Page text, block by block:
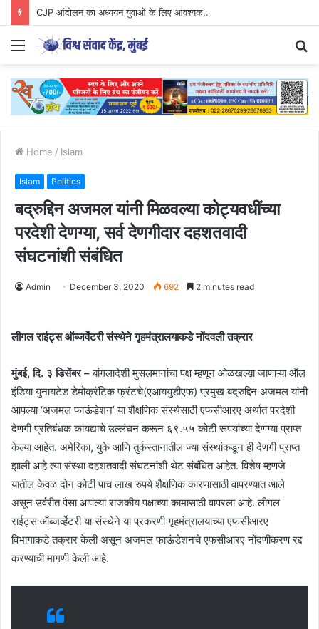
CJP आंदोलन का अध्ययन युवाओं के लिए आवश्यक..
Menu
Home / Islam
Islam Politics
बद्रुद्दिन अजमल यांनी मिळवल्या कोट्यवधींच्या
परदेशी देणग्या, सर्व देणगीदार दहशतवादी
संघटनांशी संबंधित
Admin December 3, 2020 692 2 minutes read
लीगल राईट्स ऑब्जर्वेटरी संस्थेने गृहमंत्रालयाकडे नोंदवली तक्रार
मुंबई, दि. ३ डिसेंबर –बांगलादेशी मुसलमानांचा पक्ष म्हणून ओळखल्य़ा जाणाऱ्या ऑल
इंडिया युनायटेड डेमोक्रॅटिक फ्रंटचे(एआययुडीएफ) प्रमुख बद्रुद्दिन अजमल यांनी
आपल्या ‘अजमल फाऊंडेशन’ या शैक्षणिक संस्थेसाठी एफसीआरए अर्थात परदेशी
देणगी प्रतिबंधक कायद्याचे उल्लंघन करून ६९.५५ कोटी रूपयांच्या देणग्या प्राप्त
केल्या आहेत. अमेरिका, युके आणि तुर्कस्तानातील ज्या संस्थांकडून ही देणगी प्राप्त
झाली आहे त्या संस्था दहशतवादी संघटनांशी थेट संबंधित आहेत. विशेष म्हणजे
यातील केवळ दोन कोटी पाच लाख रुपये शैक्षणिक कारणासाठी वापरण्यात आले
असून उर्वरीत पैसा आपल्या राजकीय पक्षाच्या कामासाठी वापरला आहे. लीगल
राईट्स ऑब्जर्व्हेटरी या संस्थेने या प्रकरणी गृहमंत्रालयाच्या एफसीआरए
विभागाकडे तक्रार केली असून अजमल फाऊंडेशनचे एफसीआरए नोंदणीकरण रद्द
करण्याची मागणी केली आहे.